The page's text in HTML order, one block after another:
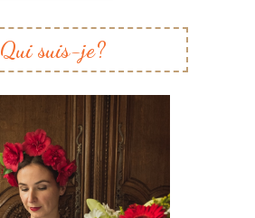
Qui suis-je?